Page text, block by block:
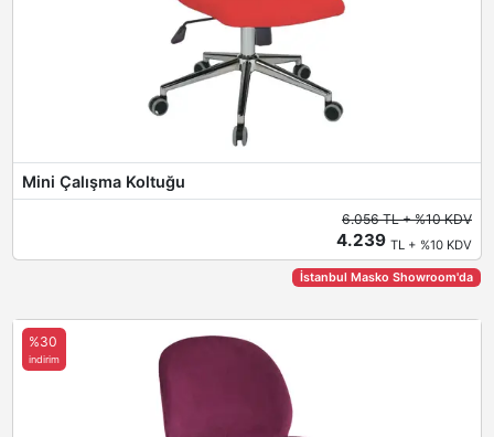
Mini Çalışma Koltuğu
6.056 TL + %10 KDV
4.239TL + %10 KDV
İstanbul Masko Showroom'da
%30
indirim